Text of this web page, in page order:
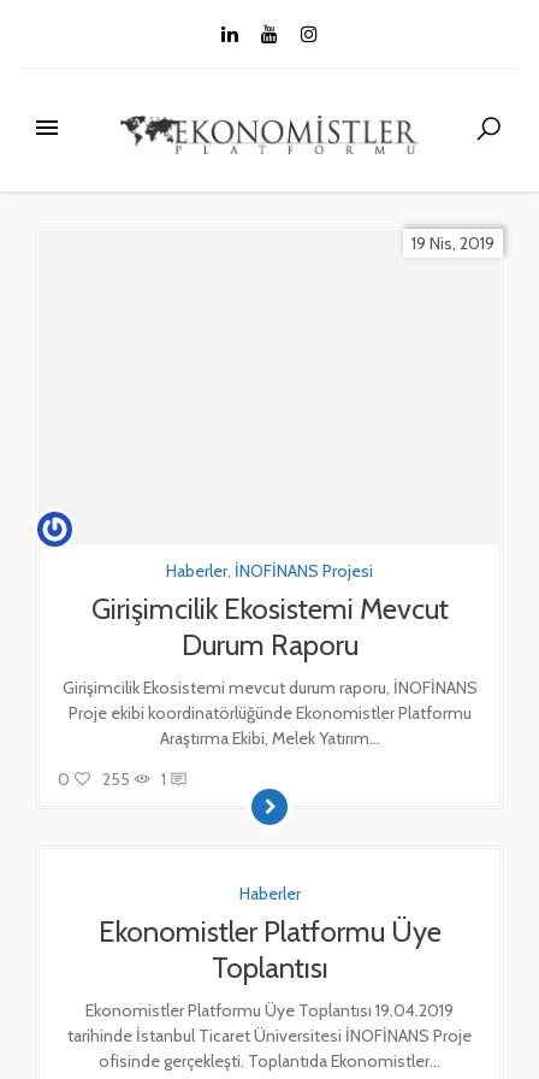
19 Nis, 2019
Haberler, İNOFİNANS Projesi
Girişimcilik Ekosistemi Mevcut
Durum Raporu
Girişimcilik Ekosistemi mevcut durum raporu, İNOFİNANS
Proje ekibi koordinatörlüğünde Ekonomistler Platformu
Araştırma Ekibi, Melek Yatırım...
0
255 1
Haberler
Ekonomistler Platformu Üye
Toplantısı
Ekonomistler Platformu Üye Toplantısı 19.04.2019
tarihinde İstanbul Ticaret Üniversitesi İNOFİNANS Proje
ofisinde gerçekleşti. Toplantıda Ekonomistler...